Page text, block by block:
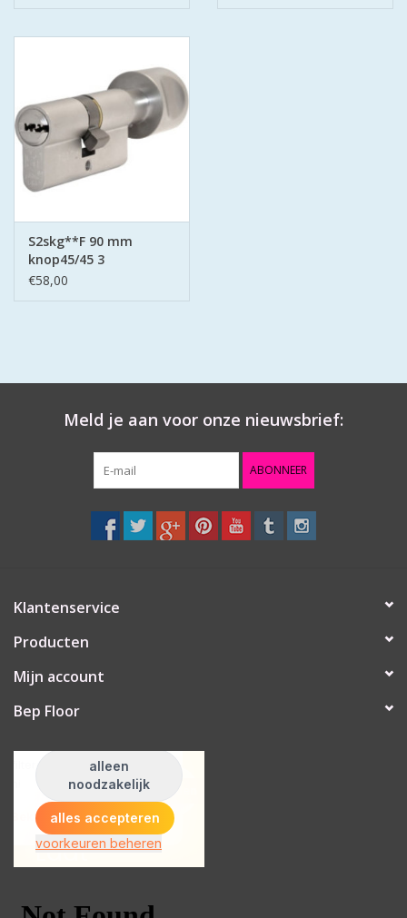
S2skg**F 90 mm
knop45/45 3
keersleutels
€58,00
Meld je aan voor onze nieuwsbrief:
ABONNEER
Klantenservice
Producten
Mijn account
Bep Floor